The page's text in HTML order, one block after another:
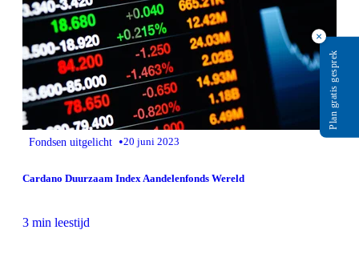
Fondsen uitgelicht •20 juni 2023
Cardano Duurzaam Index Aandelenfonds Wereld
3 min leestijd
×
Plan gratis gesprek